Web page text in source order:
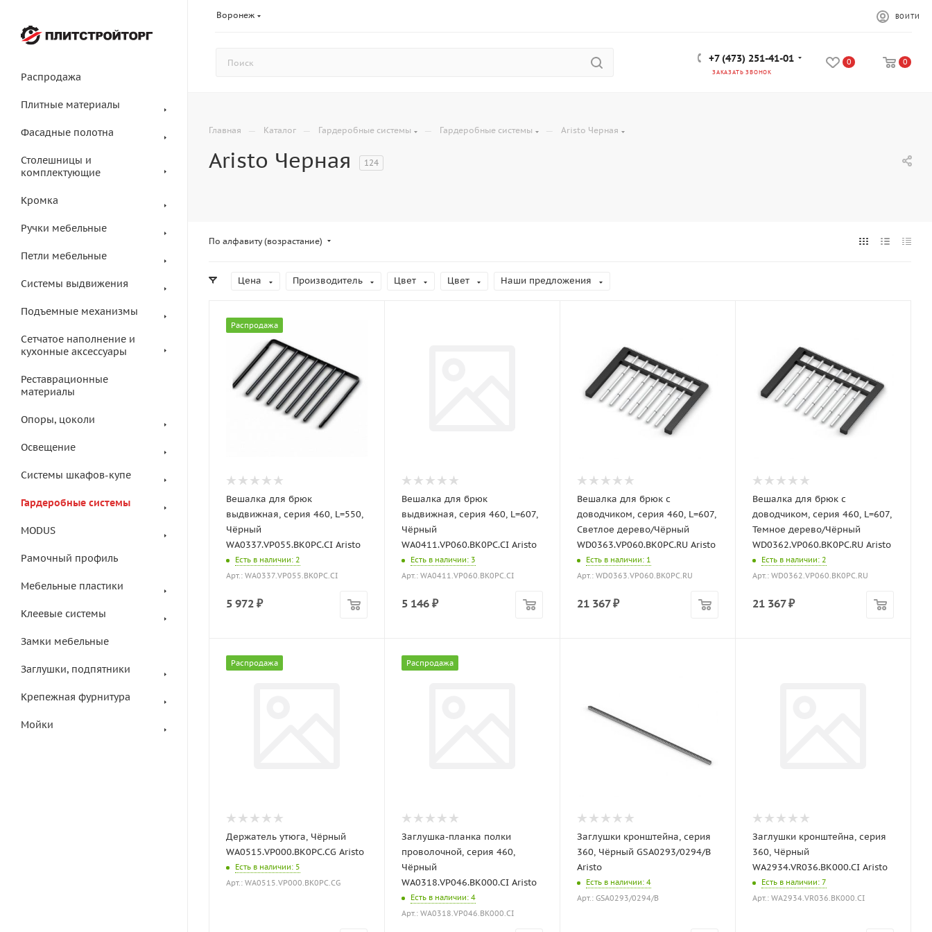
Воронеж ВОЙТИ
+7 (473) 251-41-01
ЗАКАЗАТЬ ЗВОНОК
0 0
Распродажа
Плитные материалы
Фасадные полотна
Столешницы и
комплектующие
Кромка
Ручки мебельные
Петли мебельные
Системы выдвижения
Подъемные механизмы
Сетчатое наполнение и
кухонные аксессуары
Реставрационные
материалы
Опоры, цоколи
Освещение
Системы шкафов-купе
Гардеробные системы
MODUS
Рамочный профиль
Мебельные пластики
Клеевые системы
Замки мебельные
Заглушки, подпятники
Крепежная фурнитура
Мойки
Главная — Каталог — Гардеробные системы — Гардеробные системы — Aristo Черная
Aristo Черная 124
По алфавиту (возрастание)
Цена Производитель Цвет Цвет Наши предложения
Распродажа
Вешалка для брюк
выдвижная, серия 460, L=550,
Чёрный
WA0337.VP055.BK0PC.CI Aristo
Есть в наличии: 2
Арт.: WA0337.VP055.BK0PC.CI
5 972 ₽
Вешалка для брюк
выдвижная, серия 460, L=607,
Чёрный
WA0411.VP060.BK0PC.CI Aristo
Есть в наличии: 3
Арт.: WA0411.VP060.BK0PC.CI
5 146 ₽
Вешалка для брюк с
доводчиком, серия 460, L=607,
Светлое дерево/Чёрный
WD0363.VP060.BK0PC.RU Aristo
Есть в наличии: 1
Арт.: WD0363.VP060.BK0PC.RU
21 367₽
Вешалка для брюк с
доводчиком, серия 460, L=607,
Темное дерево/Чёрный
WD0362.VP060.BK0PC.RU Aristo
Есть в наличии: 2
Арт.: WD0362.VP060.BK0PC.RU
21 367₽
Распродажа
Держатель утюга, Чёрный
WA0515.VP000.BK0PC.CG Aristo
Есть в наличии: 5
Арт.: WA0515.VP000.BK0PC.CG
Распродажа
Заглушка-планка полки
проволочной, серия 460,
Чёрный
WA0318.VP046.BK000.CI Aristo
Есть в наличии: 4
Арт.: WA0318.VP046.BK000.CI
Заглушки кронштейна, серия
360, Чёрный GSA0293/0294/B
Aristo
Есть в наличии: 4
Арт.: GSA0293/0294/B
Заглушки кронштейна, серия
360, Чёрный
WA2934.VR036.BK000.CI Aristo
Есть в наличии: 7
Арт.: WA2934.VR036.BK000.CI